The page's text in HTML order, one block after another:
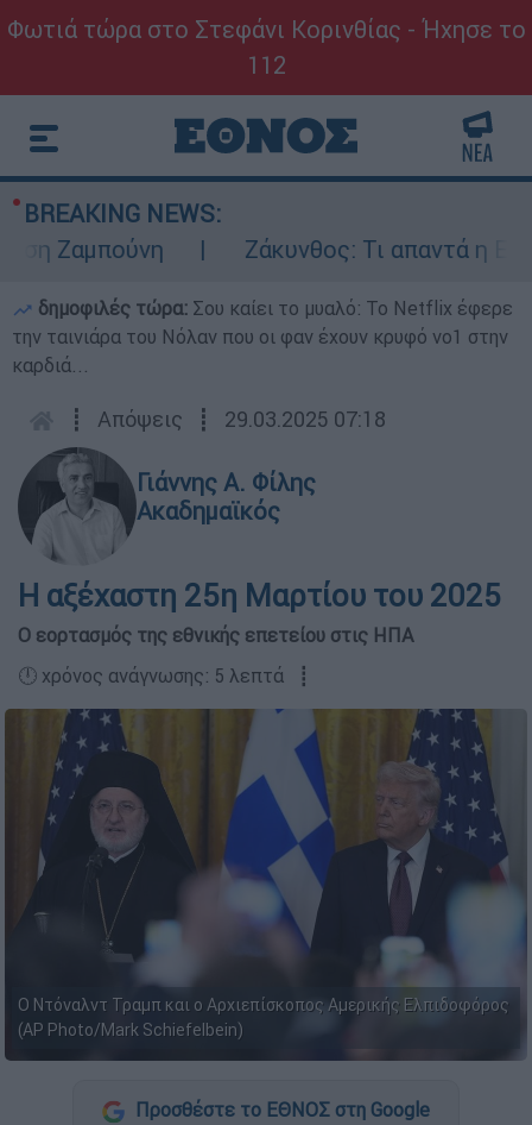
Φωτιά τώρα στο Στεφάνι Κορινθίας - Ήχησε το
112
BREAKING NEWS:
Ζάκυνθος: Τι απαντά η ΕΛΑΣ
δημοφιλές τώρα: Σου καίει το μυαλό: Το Netflix έφερε
την ταινιάρα του Νόλαν που οι φαν έχουν κρυφό νο1 στην
καρδιά...
┋ Απόψεις ┋ 29.03.2025 07:18
Γιάννης Α. Φίλης
Ακαδημαϊκός
Η αξέχαστη 25η Μαρτίου του 2025
Ο εορτασμός της εθνικής επετείου στις ΗΠΑ
🕛 χρόνος ανάγνωσης: 5 λεπτά ┋
Ο Ντόναλντ Τραμπ και ο Αρχιεπίσκοπος Αμερικής Ελπιδοφόρος
(AP Photo/Mark Schiefelbein)
Προσθέστε το ΕΘΝΟΣ στη Google